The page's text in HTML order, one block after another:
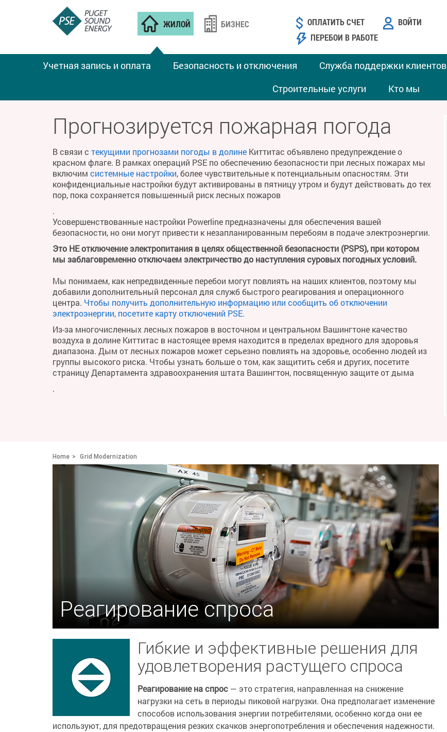
ЖИЛОЙ
Учетная запись и оплата Безопасность и отключения Служба поддержки клиентов
Строительные услуги
Кто мы
БИЗНЕС ОПЛАТИТЬ СЧЕТ
ВОЙТИ
ПЕРЕБОИ В РАБОТЕ
Прогнозируется пожарная погода
В связи с текущими прогнозами погоды в долине Киттитас объявлено предупреждение о
красном флаге. В рамках операций PSE по обеспечению безопасности при лесных пожарах мы
включим системные настройки, более чувствительные к потенциальным опасностям. Эти
конфиденциальные настройки будут активированы в пятницу утром и будут действовать до тех
пор, пока сохраняется повышенный риск лесных пожаров
.
Усовершенствованные настройки Powerline предназначены для обеспечения вашей
безопасности, но они могут привести к незапланированным перебоям в подаче электроэнергии.
Это НЕ отключение электропитания в целях общественной безопасности (PSPS), при котором
мы заблаговременно отключаем электричество до наступления суровых погодных условий.
Мы понимаем, как непредвиденные перебои могут повлиять на наших клиентов, поэтому мы
добавили дополнительный персонал для служб быстрого реагирования и операционного
центра. Чтобы получить дополнительную информацию или сообщить об отключении
электроэнергии, посетите карту отключений PSE.
Из-за многочисленных лесных пожаров в восточном и центральном Вашингтоне качество
воздуха в долине Киттитас в настоящее время находится в пределах вредного для здоровья
диапазона. Дым от лесных пожаров может серьезно повлиять на здоровье, особенно людей из
группы высокого риска. Чтобы узнать больше о том, как защитить себя и других, посетите
страницу Департамента здравоохранения штата Вашингтон, посвященную защите от дыма
.
Home Grid Modernization
Реагирование спроса
Гибкие и эффективные решения для
удовлетворения растущего спроса
Реагирование на спрос — это стратегия, направленная на снижение
нагрузки на сеть в периоды пиковой нагрузки. Она предполагает изменение
способов использования энергии потребителями, особенно когда они ее
используют, для предотвращения резких скачков энергопотребления и обеспечения надежности.